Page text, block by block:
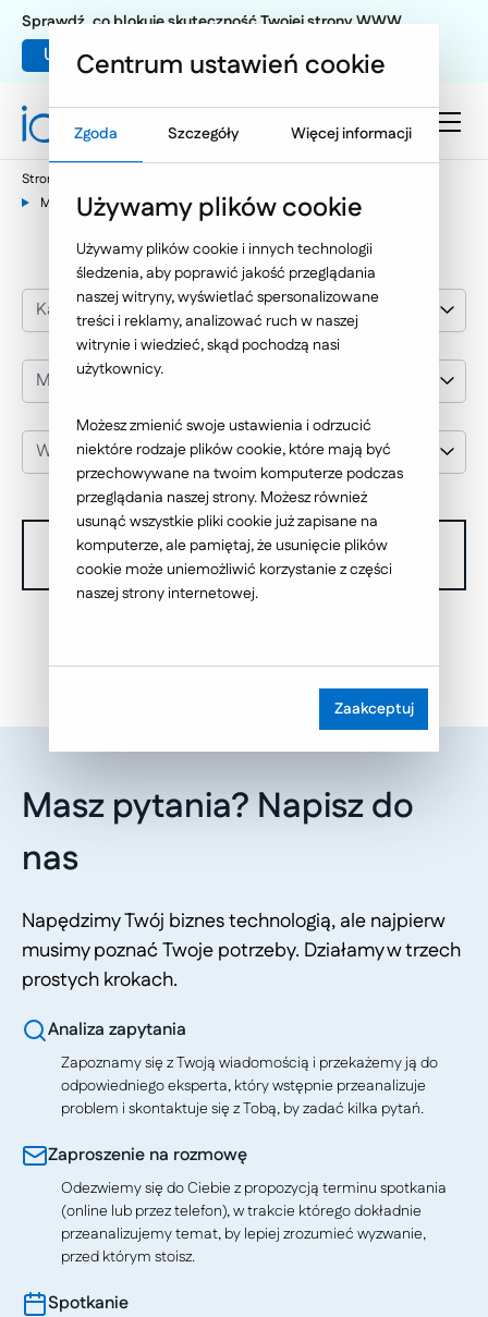
Umów warsztat UX
Sprawdź, co blokuje skuteczność Twojej strony WWW
Strona główna
Media i PR
Kategoria realizacji
Media i PR
Wybierz klienta
W chwili obecnej nie dysponujemy żadnymi realizacjami.
Masz pytania? Napisz do
nas
Napędzimy Twój biznes technologią, ale najpierw
musimy poznać Twoje potrzeby. Działamy w trzech
prostych krokach.
Analiza zapytania
Zapoznamy się z Twoją wiadomością i przekażemy ją do
odpowiedniego eksperta, który wstępnie przeanalizuje
problem i skontaktuje się z Tobą, by zadać kilka pytań.
Zaproszenie na rozmowę
Odezwiemy się do Ciebie z propozycją terminu spotkania
(online lub przez telefon), w trakcie którego dokładnie
przeanalizujemy temat, by lepiej zrozumieć wyzwanie,
przed którym stoisz.
Spotkanie
Centrum ustawień cookie
Zgoda Szczegóły Więcej informacji
Używamy plików cookie
Używamy plików cookie i innych technologii
śledzenia, aby poprawić jakość przeglądania
naszej witryny, wyświetlać spersonalizowane
treści i reklamy, analizować ruch w naszej
witrynie i wiedzieć, skąd pochodzą nasi
użytkownicy.
Możesz zmienić swoje ustawienia i odrzucić
niektóre rodzaje plików cookie, które mają być
przechowywane na twoim komputerze podczas
przeglądania naszej strony. Możesz również
usunąć wszystkie pliki cookie już zapisane na
komputerze, ale pamiętaj, że usunięcie plików
cookie może uniemożliwić korzystanie z części
naszej strony internetowej.
Zaakceptuj